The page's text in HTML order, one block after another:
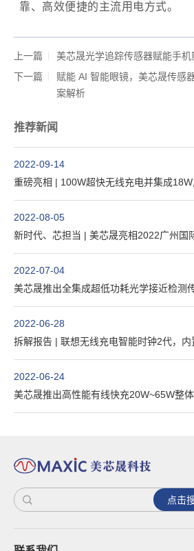
靠、高效便捷的主流用电方式。
上一篇
美芯晟光学追踪传感器赋能手
下一篇
赋能 AI 智能眼镜，美芯晟传感
案解析
推荐新闻
2022-09-14
重磅亮相 | 100W超快无线充电并集成
2022-08-05
新时代、芯担当 | 美芯晟亮相2022广州国
2022-07-04
美芯晟推出全集成超低功耗光学接近检测
2022-06-28
拆解报告 | 联想无线充电智能时钟2代，
2022-06-24
美芯晟推出高性能有线快充20W~65W整
点击